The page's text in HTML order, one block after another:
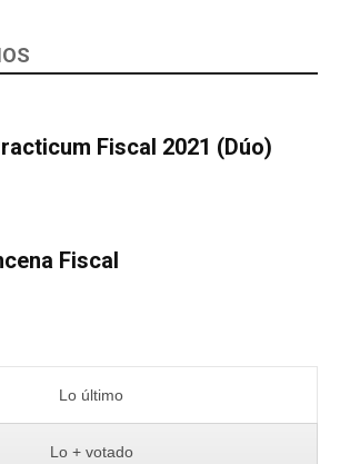
Fiscal 2021 (Dúo)
Fiscal
Lo último
Lo + votado